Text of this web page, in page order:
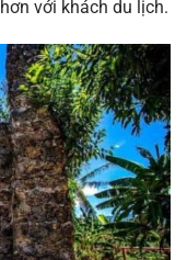
với khách du lịch.